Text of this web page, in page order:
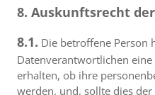
8. Auskunftsrecht
8.1. Die betroffene Person
Datenverantwortlichen
erhalten, ob ihre
werden, und, sollte dies der